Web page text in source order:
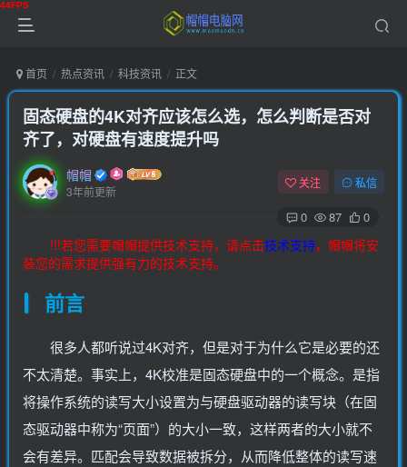
首页 热点资讯 科技资讯 正文
固态硬盘的4K对齐应该怎么选，怎么判断是否对
齐了，对硬盘有速度提升吗
帽帽
3年前更新
关注 私信
0 87 0
!!!若您需要帽帽提供技术支持，请点击技术支持，帽帽将安
装您的需求提供强有力的技术支持。
前言
很多人都听说过4K对齐，但是对于为什么它是必要的还
不太清楚。事实上，4K校准是固态硬盘中的一个概念。是指
将操作系统的读写大小设置为与硬盘驱动器的读写块（在固
态驱动器中称为“页面”）的大小一致，这样两者的大小就不
会有差异。匹配会导致数据被拆分，从而降低整体的读写速